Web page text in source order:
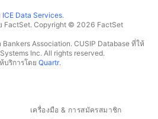
ICE Data Services.
FactSet. Copyright © 2026 FactSet
Association. CUSIP Database ที่ให้
Inc. All rights reserved.
บริการโดย Quartr.
เครื่องมือ & การสมัครสมาชิก